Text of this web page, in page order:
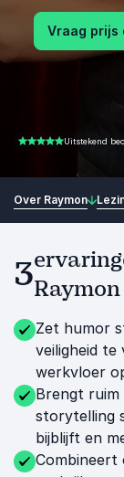
Vraag prijs
5.00 van 5 Uitstekend
Over Raymon
3
Zet humor
veiligheid
werkvloer
Brengt ruim
storytelling
bijblijft en
Combineert